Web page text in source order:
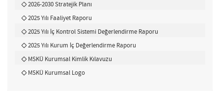
2026-2030 Stratejik Planı
2025 Yılı Faaliyet Raporu
2025 Yılı İç Kontrol Sistemi Değerlendirme Raporu
2025 Yılı Kurum İç Değerlendirme Raporu
MSKÜ Kurumsal Kimlik Kılavuzu
MSKÜ Kurumsal Logo